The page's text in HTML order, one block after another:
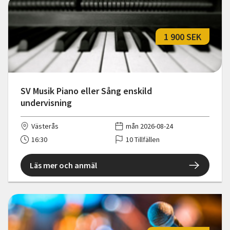
SV Musik Piano eller Sång enskild
undervisning
1 900 SEK
Västerås
mån 2026-08-24
16:30
10 Tillfällen
Läs mer och anmäl